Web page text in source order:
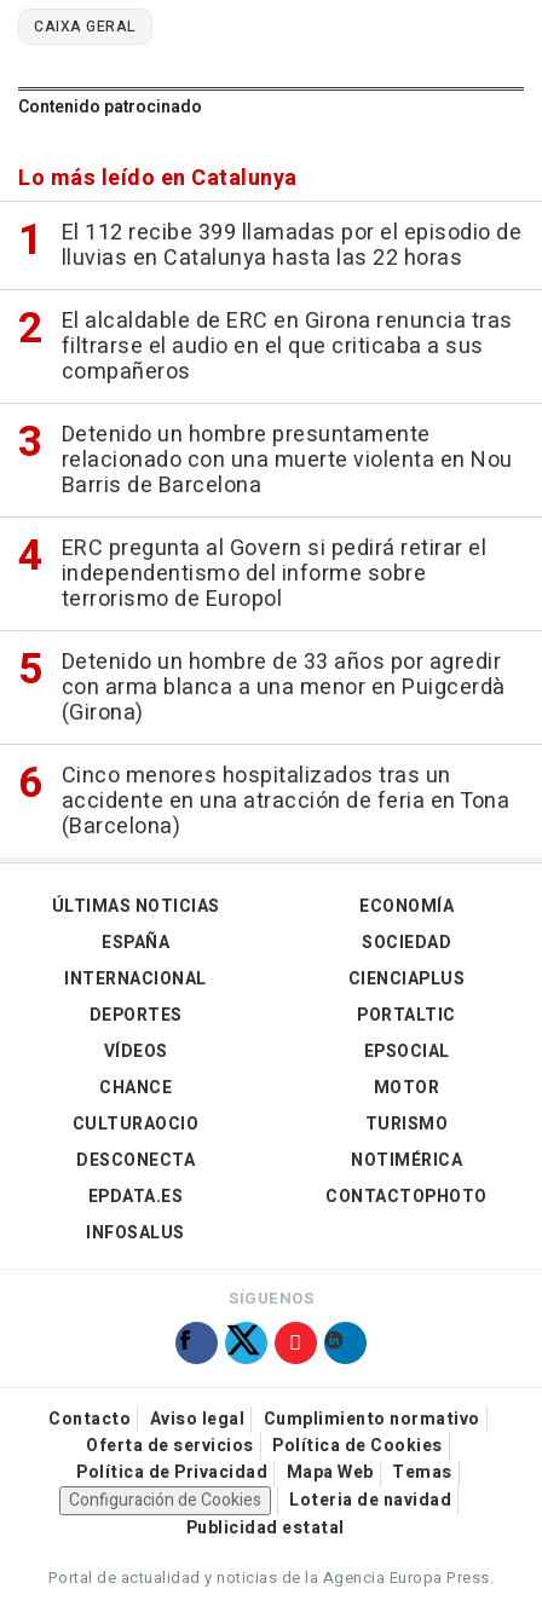
CAIXA GERAL
Contenido patrocinado
Lo más leído en Catalunya
El 112 recibe 399 llamadas por el episodio de
lluvias en Catalunya hasta las 22 horas
El alcaldable de ERC en Girona renuncia tras
filtrarse el audio en el que criticaba a sus
compañeros
Detenido un hombre presuntamente
relacionado con una muerte violenta en Nou
Barris de Barcelona
ERC pregunta al Govern si pedirá retirar el
independentismo del informe sobre
terrorismo de Europol
Detenido un hombre de 33 años por agredir
con arma blanca a una menor en Puigcerdà
(Girona)
Cinco menores hospitalizados tras un
accidente en una atracción de feria en Tona
(Barcelona)
ÚLTIMAS NOTICIAS
ESPAÑA
INTERNACIONAL
DEPORTES
VÍDEOS
ECONOMÍA
SOCIEDAD
CIENCIAPLUS
PORTALTIC
EPSOCIAL
CHANCE
CULTURAOCIO
DESCONECTA
EPDATA.ES
INFOSALUS
MOTOR
TURISMO
NOTIMÉRICA
CONTACTOPHOTO
SÍGUENOS
Contacto Aviso legal
Cumplimiento normativo
Oferta de servicios
Política de Cookies
Política de Privacidad
Mapa Web
Temas
Configuración de Cookies
Loteria de navidad
Publicidad estatal
Portal de actualidad y noticias de la Agencia Europa Press.